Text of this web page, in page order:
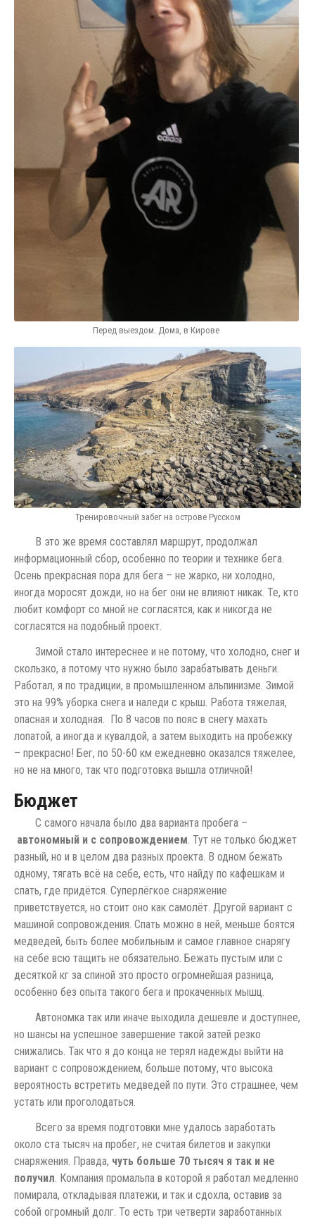
Перед выездом. Дома, в Кирове
Тренировочный забег на острове Русском
В это же время составлял маршрут, продолжал
информационный сбор, особенно по теории и технике бега.
Осень прекрасная пора для бега – не жарко, ни холодно,
иногда моросят дожди, но на бег они не влияют никак. Те, кто
любит комфорт со мной не согласятся, как и никогда не
согласятся на подобный проект.
Зимой стало интереснее и не потому, что холодно, снег и
скользко, а потому что нужно было зарабатывать деньги.
Работал, я по традиции, в промышленном альпинизме. Зимой
это на 99% уборка снега и наледи с крыш. Работа тяжелая,
опасная и холодная. По 8 часов по пояс в снегу махать
лопатой, а иногда и кувалдой, а затем выходить на пробежку
– прекрасно! Бег, по 50-60 км ежедневно оказался тяжелее,
но не на много, так что подготовка вышла отличной!
Бюджет
С самого начала было два варианта пробега –
автономный и с сопровождением. Тут не только бюджет
разный, но и в целом два разных проекта. В одном бежать
одному, тягать всё на себе, есть, что найду по кафешкам и
спать, где придётся. Суперлёгкое снаряжение
приветствуется, но стоит оно как самолёт. Другой вариант с
машиной сопровождения. Спать можно в ней, меньше боятся
медведей, быть более мобильным и самое главное снарягу
на себе всю тащить не обязательно. Бежать пустым или с
десяткой кг за спиной это просто огромнейшая разница,
особенно без опыта такого бега и прокаченных мышц.
Автономка так или иначе выходила дешевле и доступнее,
но шансы на успешное завершение такой затей резко
снижались. Так что я до конца не терял надежды выйти на
вариант с сопровождением, больше потому, что высока
вероятность встретить медведей по пути. Это страшнее, чем
устать или проголодаться.
Всего за время подготовки мне удалось заработать
около ста тысяч на пробег, не считая билетов и закупки
снаряжения. Правда, чуть больше 70 тысяч я так и не
получил. Компания промальпа в которой я работал медленно
помирала, откладывая платежи, и так и сдохла, оставив за
собой огромный долг. То есть три четверти заработанных